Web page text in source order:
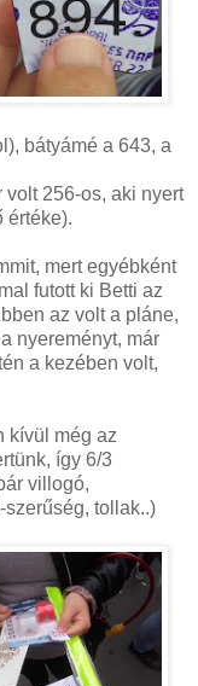
bátyámé a 643, a
volt 256-os, aki nyert
értéke).
mert egyébként
futott ki Betti az
az volt a pláne,
nyereményt, már
a kezében volt,
kívül még az
így 6/3
villogó,
tollak..)